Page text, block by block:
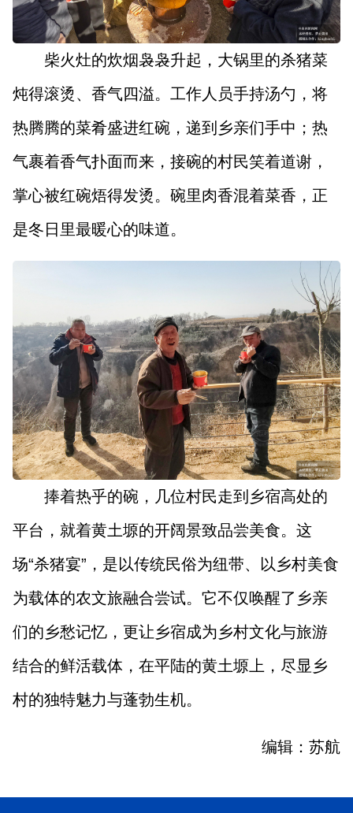
柴火灶的炊烟袅袅升起，大锅里的杀猪菜
炖得滚烫、香气四溢。工作人员手持汤勺，将
热腾腾的菜肴盛进红碗，递到乡亲们手中；热
气裹着香气扑面而来，接碗的村民笑着道谢，
掌心被红碗焐得发烫。碗里肉香混着菜香，正
是冬日里最暖心的味道。
捧着热乎的碗，几位村民走到乡宿高处的
平台，就着黄土塬的开阔景致品尝美食。这
场“杀猪宴”，是以传统民俗为纽带、以乡村美食
为载体的农文旅融合尝试。它不仅唤醒了乡亲
们的乡愁记忆，更让乡宿成为乡村文化与旅游
结合的鲜活载体，在平陆的黄土塬上，尽显乡
村的独特魅力与蓬勃生机。
编辑：苏航